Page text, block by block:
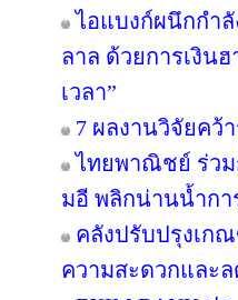
ไอแบงก์ผนึกกำ
ลาล ด้วยการเงิน
เวลา”
7 ผลงานวิจัยคว้า
ไทยพาณิชย์ ร่วม
มอี พลิกน่านน้ำกา
คลังปรับปรุงเก
ความสะดวกและ